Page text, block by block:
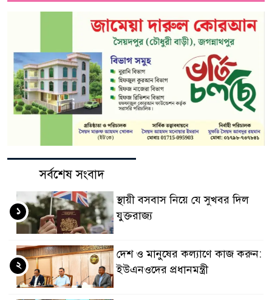
সর্বশেষ সংবাদ
স্থায়ী বসবাস নিয়ে যে সুখবর দিল
যুক্তরাজ্য
১
দেশ ও মানুষের কল্যাণে কাজ করুন:
ইউএনওদের প্রধানমন্ত্রী
২